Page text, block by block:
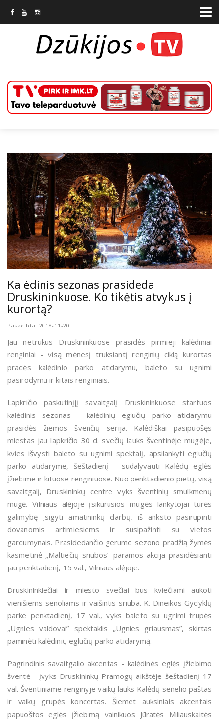
Kalėdinis sezonas prasideda
Druskininkuose. Ko tikėtis atvykus į
kurortą?
Paskelbta: 2018-11-20
Jau netrukus Druskininkuose prasidės pirmieji kalėdiniai
renginiai - visą mėnesį truksiantį renginių ciklą kurortas
pradės kalėdinio parko atidarymu, baleto su ugnimi
pasirodymu ir kitais renginiais.
Lapkričio paskutinįjį savaitgalį Druskininkuose startuos
kalėdinis sezonas - kalėdinių eglučių parko atidarymu
prasidės žiemos švenčių serija. Kalėdiškai pasipuošęs
miestas jau lapkričio 30 d. svečių lauks šventinėje mugėje,
kvies išvysti baleto su ugnimi spektalį, apsilankyti eglučių
parko atidaryme, šeštadienį - sudalyvauti Kalėdų eglės
įžiebime ir kituose renginiuose. Nuo penktadienio pietų, visą
savaitgalį, Druskininkų centre vyks šventinių smulkmenų
mugė. Vilniaus alėjoje įsikūrusios mugės lankytojai turės
galimybę įsigyti amatininkų darbų, iš anksto pasirūpinti
dovanomis artimiesiems ir susipažinti su vietos
gardumynais. Prasidedančio gerumo sezono pradžią žymės
kasmetinė „Maltiečių sriubos” paramos akcija prasidėsianti
jau penktadienį, 15 val., Vilniaus alėjoje.
Druskininkiečiai ir miesto svečiai bus kviečiami aukoti
vienišiems senoliams ir vaišintis sriuba. K. Dineikos Gydyklų
parke penktadienį, 17 val., vyks baleto su ugnimi trupės
„Ugnies valdovai” spektaklis „Ugnies griausmas”, skirtas
paminėti kalėdinių eglučių parko atidarymą.
Pagrindinis savaitgalio akcentas - kalėdinės eglės įžiebimo
šventė - įvyks Druskininkų Pramogų aikštėje šeštadienį 17
val. Šventiniame renginyje vaikų lauks Kalėdų senelio paštas
ir vaikų grupės koncertas. Šiemet auksiniais akcentais
papuoštos eglės įžiebimą vainikuos Jūratės Miliauskaitės